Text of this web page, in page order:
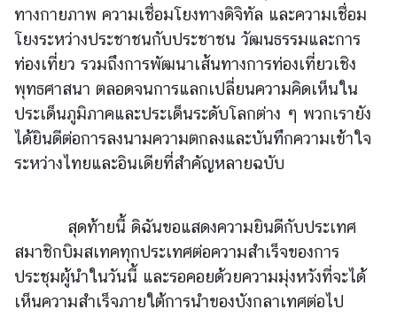
ร
ต่
อ
ต้
า
น
ก
า
จ
ริ
ต
ทางกายภาพ ความเชื่อมโยงทางดิจิทัล และความเชื่อม
โยงระหว่างประชาชนกับประชาชน วัฒนธรรมและการ
ท่องเที่ยว รวมถึงการพัฒนาเส้นทางการท่องเที่ยวเชิง
พุทธศาสนา ตลอดจนการแลกเปลี่ยนความคิดเห็นใน
ประเด็นภูมิภาคและประเด็นระดับโลกต่าง ๆ พวกเรายัง
ได้ยินดีต่อการลงนามความตกลงและบันทึกความเข้าใจ
ระหว่างไทยและอินเดียที่สำคัญหลายฉบับ
สุดท้ายนี้ ดิฉันขอแสดงความยินดีกับประเทศ
สมาชิกบิมสเทคทุกประเทศต่อความสำเร็จของการ
ประชุมผู้นำในวันนี้ และรอคอยด้วยความมุ่งหวังที่จะได้
เห็นความสำเร็จภายใต้การนำของบังกลาเทศต่อไป